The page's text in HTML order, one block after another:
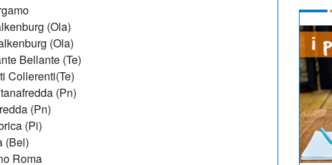
(Ola)
(Ola)
Bellante (Te)
Collerenti(Te)
(Pn)
(Pn)
(Pi)
(Bel)
Roma